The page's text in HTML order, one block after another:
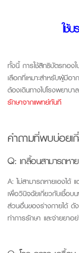
ใช้
ทั้งนี้ การใช้สิทธิบัตรทอง
เลือกที่เหมาะสำหรับผู้มีอา
ต้องเดินทางไปโรงพยาบา
รักษาจากแพทย์ทันที
คำถามที่พบบ่อยเ
Q: เกลื้อนสามารถหา
A: ไม่สามารถหายเองได้
เพื่อวินิจฉัยเกี่ยวกับเชื้อบ
ส่วนอื่นของร่างกายได้ ดั
ทำการรักษา และจ่ายยา